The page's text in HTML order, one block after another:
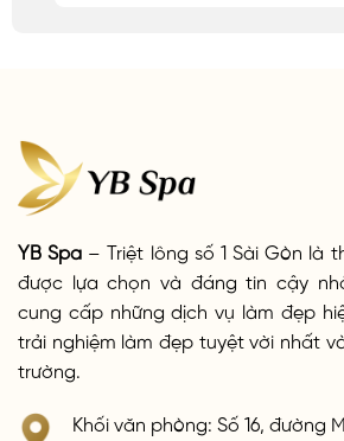
YB Spa – Triệt lông số 1 Sài Gòn là
được lựa chọn và đáng tin cậy
cung cấp những dịch vụ làm đẹp
trải nghiệm làm đẹp tuyệt vời nhất
trường.
Khối văn phòng: Số 16, đường